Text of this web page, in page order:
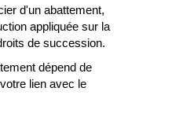
d'un abattement,
appliquée sur la
de succession.
dépend de
lien avec le